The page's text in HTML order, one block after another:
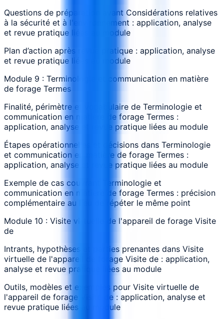
Questions de préparation avant Considérations relatives
à la sécurité et à l'environnement : application, analyse
et revue pratique liées au module
Plan d’action après revue pratique : application, analyse
et revue pratique liées au module
Module 9 : Terminologie et communication en matière
de forage Termes
Finalité, périmètre et vocabulaire de Terminologie et
communication en matière de forage Termes :
application, analyse et revue pratique liées au module
Étapes opérationnelles et décisions dans Terminologie
et communication en matière de forage Termes :
application, analyse et revue pratique liées au module
Exemple de cas couvrant Terminologie et
communication en matière de forage Termes : précision
complémentaire au lieu de répéter le même point
Module 10 : Visite virtuelle de l'appareil de forage Visite
de
Intrants, hypothèses et parties prenantes dans Visite
virtuelle de l'appareil de forage Visite de : application,
analyse et revue pratique liées au module
Outils, modèles et exemples pour Visite virtuelle de
l'appareil de forage Visite de : application, analyse et
revue pratique liées au module